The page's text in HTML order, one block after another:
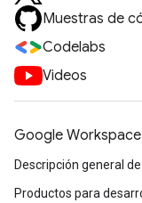
Muestras de
Codelabs
Videos
Google
Descripción general
Productos para